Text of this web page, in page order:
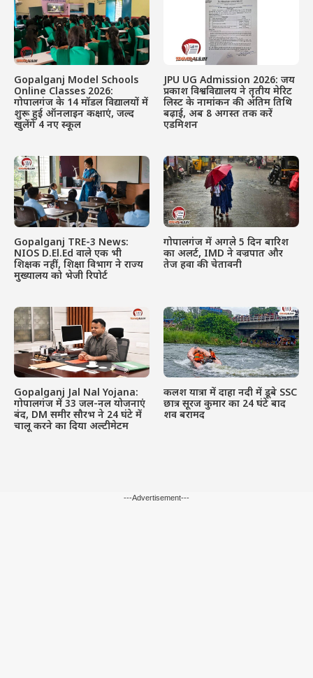
Gopalganj Model Schools
Online Classes 2026:
गोपालगंज के 14 मॉडल विद्यालयों में
शुरू हुई ऑनलाइन कक्षाएं, जल्द
खुलेंगे 4 नए स्कूल
JPU UG Admission 2026: जय
प्रकाश विश्वविद्यालय ने तृतीय मेरिट
लिस्ट के नामांकन की अंतिम तिथि
बढ़ाई, अब 8 अगस्त तक करें
एडमिशन
Gopalganj TRE-3 News:
NIOS D.El.Ed वाले एक भी
शिक्षक नहीं, शिक्षा विभाग ने राज्य
मुख्यालय को भेजी रिपोर्ट
गोपालगंज में अगले 5 दिन बारिश
का अलर्ट, IMD ने वज्रपात और
तेज हवा की चेतावनी
Gopalganj Jal Nal Yojana:
गोपालगंज में 33 जल-नल योजनाएं
बंद, DM समीर सौरभ ने 24 घंटे में
चालू करने का दिया अल्टीमेटम
कलश यात्रा में दाहा नदी में डूबे SSC
छात्र सूरज कुमार का 24 घंटे बाद
शव बरामद
---Advertisement---